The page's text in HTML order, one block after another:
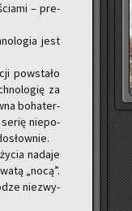
– pre­
jest
po­wsta­ło
za
bo­ha­ter­
serię nie­po­
na­da­je
„nocą”.
nie­zwy­